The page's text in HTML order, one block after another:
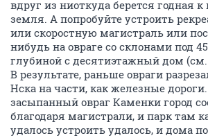
вдруг из ниоткуда берется годная
земля. А попробуйте устроить
или скоростную магистраль или
нибудь на овраге со склонами под
глубиной с десятиэтажный дом
В результате, раньше овраги
Нска на части, как железные
засыпанный овраг Каменки город
благодаря магистрали, и парк там
удалось устроить удалось, и дома